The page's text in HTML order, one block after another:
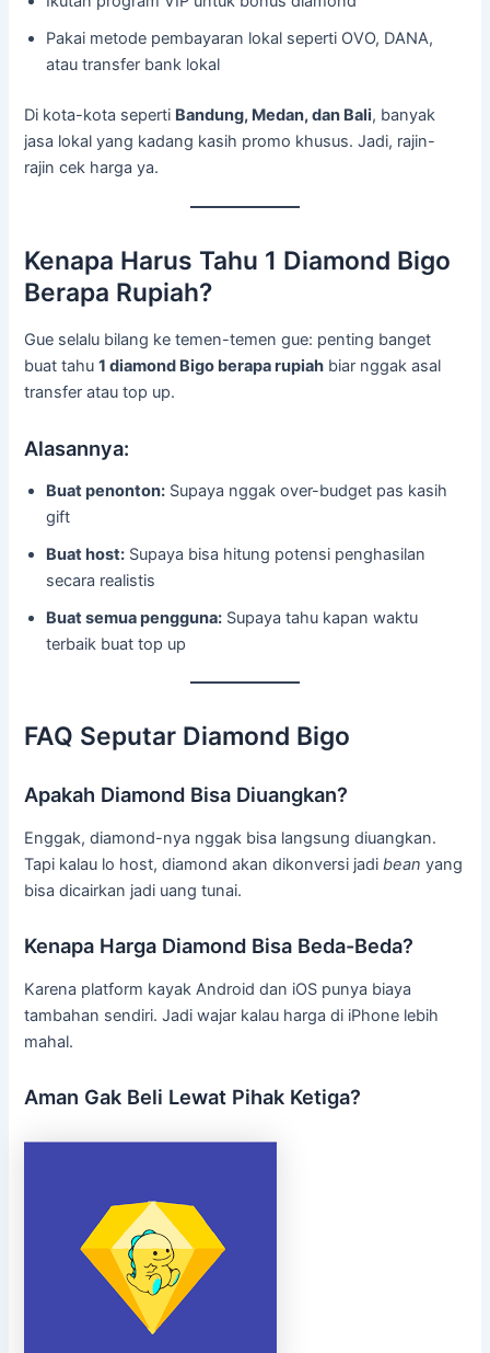
Pakai metode pembayaran lokal seperti OVO, DANA,
atau transfer bank lokal
Di kota-kota seperti Bandung, Medan, dan Bali, banyak
jasa lokal yang kadang kasih promo khusus. Jadi, rajin-
rajin cek harga ya.
Kenapa Harus Tahu 1 Diamond Bigo
Berapa Rupiah?
Gue selalu bilang ke temen-temen gue: penting banget
buat tahu1 diamond Bigo berapa rupiah biar nggak asal
transfer atau top up.
Alasannya:
Buat penonton: Supaya nggak over-budget pas kasih
gift
Buat host: Supaya bisa hitung potensi penghasilan
secara realistis
Buat semua pengguna: Supaya tahu kapan waktu
terbaik buat top up
FAQ Seputar Diamond Bigo
Apakah Diamond Bisa Diuangkan?
Enggak, diamond-nya nggak bisa langsung diuangkan.
Tapi kalau lo host, diamond akan dikonversi jadibean yang
bisa dicairkan jadi uang tunai.
Kenapa Harga Diamond Bisa Beda-Beda?
Karena platform kayak Android dan iOS punya biaya
tambahan sendiri. Jadi wajar kalau harga di iPhone lebih
mahal.
Aman Gak Beli Lewat Pihak Ketiga?